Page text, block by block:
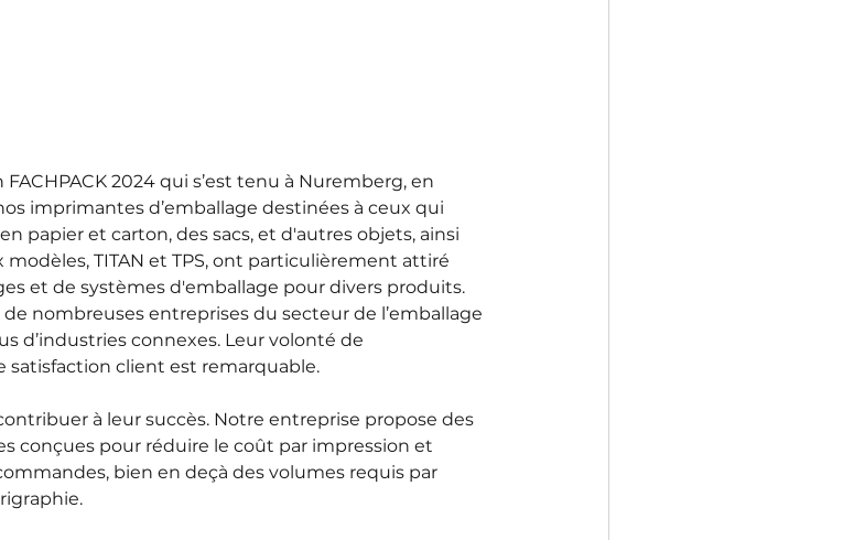
2024 qui s’est tenu à Nuremberg, en
imprimantes d’emballage destinées à ceux qui
papier et carton, des sacs, et d'autres objets, ainsi
TITAN et TPS, ont particulièrement attiré
et de systèmes d'emballage pour divers produits.
nombreuses entreprises du secteur de l’emballage
d’industries connexes. Leur volonté de
satisfaction client est remarquable.
à leur succès. Notre entreprise propose des
conçues pour réduire le coût par impression et
bien en deçà des volumes requis par